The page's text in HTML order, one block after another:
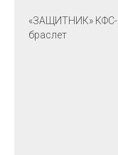
«ЗАЩИТНИК» КФС-
браслет